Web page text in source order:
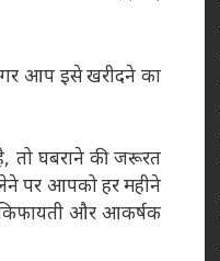
आप इसे खरीदने का
तो घबराने की जरूरत
पर आपको हर महीने
किफायती और आकर्षक